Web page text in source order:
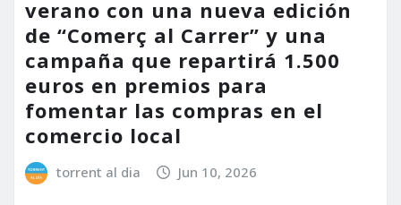
verano con una nueva edición
de “Comerç al Carrer” y una
campaña que repartirá 1.500
euros en premios para
fomentar las compras en el
comercio local
torrent al dia Jun 10, 2026